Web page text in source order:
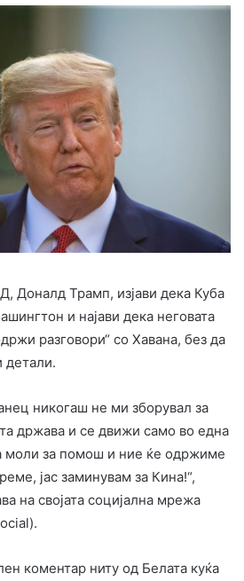
Доналд Трамп, изјави дека Куба
и најави дека неговата
разговори“ со Хавана, без да
детали.
никогаш не ми зборувал за
држава и се движи само во една
моли за помош и ние ќе одржиме
јас заминувам за Кина!“,
на својата социјална мрежа
коментар ниту од Белата куќа